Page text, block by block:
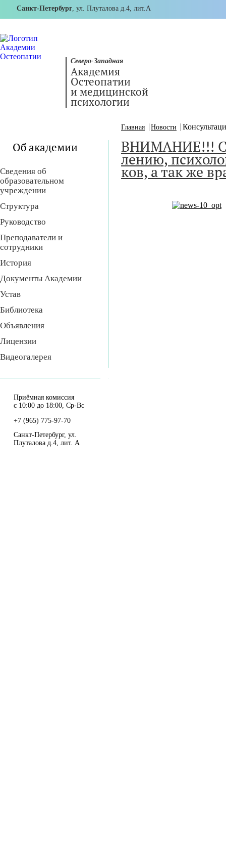
Санкт-Петербург, ул. Плуталова д.4, лит.А
Северо-Западная
Академия
Остеопатии
и медицинской
психологии
Об академии
Сведения об
образовательном
учреждении
Структура
Руководство
Преподаватели и
сотрудники
История
Документы Академии
Устав
Библиотека
Объявления
Лицензии
Видеогалерея
Приёмная комиссия
с 10:00 до 18:00, Ср-Вс
+7 (965) 775-97-70
Санкт-Петербург, ул.
Плуталова д.4, лит. А
Главная Новости
ВНИМАНИЕ!!!
ле­нию,
ков, а так же